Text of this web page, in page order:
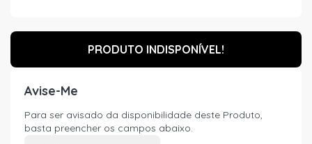
PRODUTO INDISPONÍVEL!
Avise-Me
Para ser avisado da disponibilidade deste Produto,
basta preencher os campos abaixo.